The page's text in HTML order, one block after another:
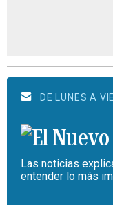
DE LUNES A
Las noticias
entender lo más